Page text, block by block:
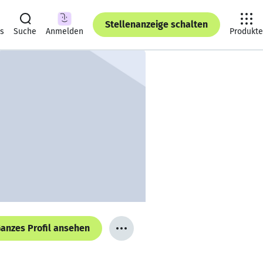
Suche Anmelden
Stellenanzeige schalten
Produkte
Profil ansehen